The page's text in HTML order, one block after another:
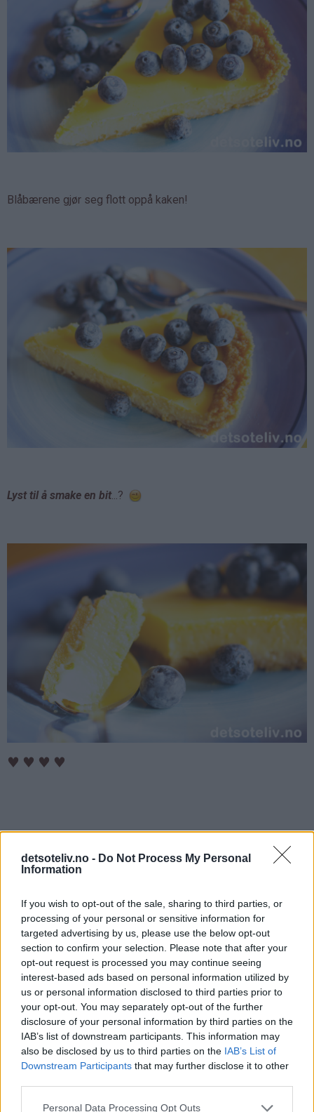
detsoteliv.no - Do Not Process My Personal
Information
If you wish to opt-out of the sale, sharing to third parties, or
processing of your personal or sensitive information for
targeted advertising by us, please use the below opt-out
section to confirm your selection. Please note that after your
opt-out request is processed you may continue seeing
interest-based ads based on personal information utilized by
us or personal information disclosed to third parties prior to
your opt-out. You may separately opt-out of the further
disclosure of your personal information by third parties on the
IAB’s list of downstream participants. This information may
also be disclosed by us to third parties on the IAB’s List of
Downstream Participants that may further disclose it to other
Personal Data Processing Opt Outs
Blåbærene gjør seg flott oppå kaken!
Lyst til å smake en bit...?
♥ ♥ ♥ ♥